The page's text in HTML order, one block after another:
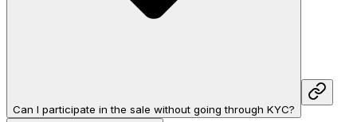
Can I participate in the sale without going through KYC?